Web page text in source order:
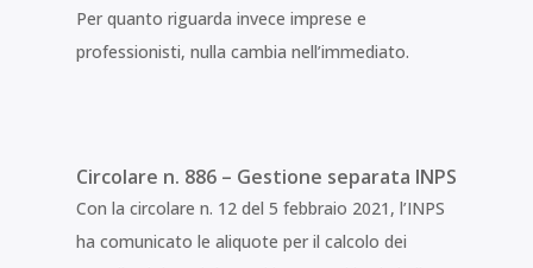
Per quanto riguarda invece imprese e
professionisti, nulla cambia nell’immediato.
Circolare n. 886 – Gestione separata INPS
Con la circolare n. 12 del 5 febbraio 2021, l’INPS
ha comunicato le aliquote per il calcolo dei